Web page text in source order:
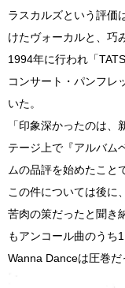
ラスカルズという評価
けたヴォーカルと、巧
1994年に行われ「
コンサート・パンフレ
いた。
「印象深かったのは
テージ上で『アルバム
ムの品評を始めたこと
この件については後に
苦肉の策だったと聞き
もアンコール曲のうち
Wanna Danceは圧巻だ